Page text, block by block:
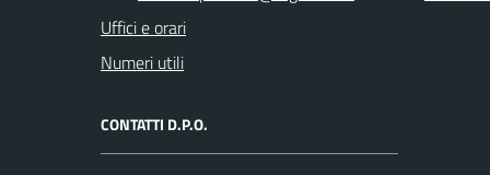
Uffici e orari
Numeri utili
CONTATTI D.P.O.